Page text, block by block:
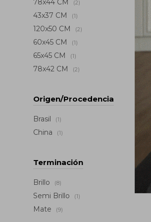
78x44 CM (2)
43x37 CM (1)
120x50 CM (2)
60x45 CM (1)
65x45 CM (1)
78x42 CM (2)
Origen/Procedencia
Brasil (1)
China (1)
Terminación
Brillo (8)
Semi Brillo (1)
Mate (9)